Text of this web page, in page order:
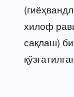
хилоф
сақлаш)